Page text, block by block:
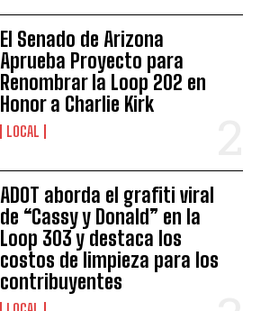
El Senado de Arizona
Aprueba Proyecto para
Renombrar la Loop 202 en
Honor a Charlie Kirk
LOCAL
ADOT aborda el grafiti viral
de “Cassy y Donald” en la
Loop 303 y destaca los
costos de limpieza para los
contribuyentes